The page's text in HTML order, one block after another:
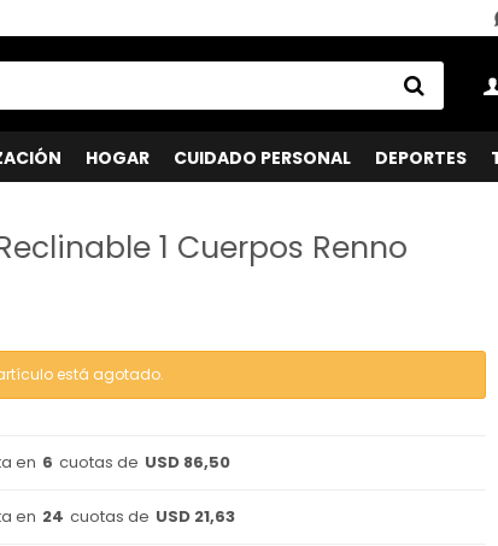
HOGAR CUIDADO PERSONAL DEPORTES
1 Cuerpos Renno
está agotado.
en 6 cuotas de USD 86,50
en 24 cuotas de USD 21,63